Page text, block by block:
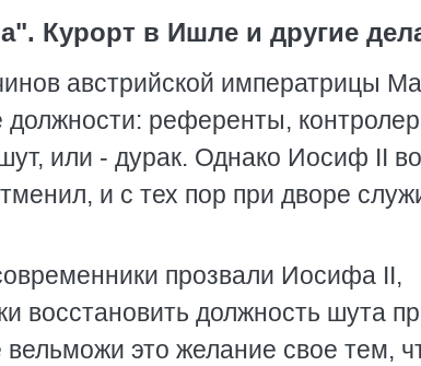
Курорт в Ишле и другие
австрийской императрицы
должности: референты,
или - дурак. Однако Иосиф II во
и с тех пор при дворе
прозвали Иосифа II,
восстановить должность шута
это желание свое тем,